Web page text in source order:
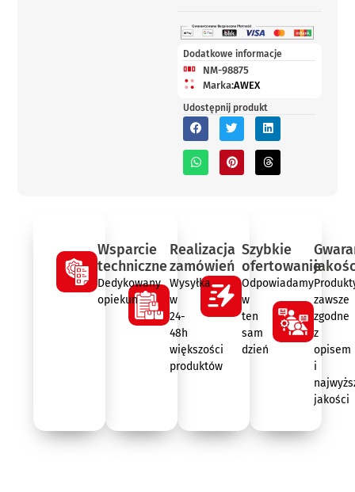
Dodatkowe informacje
NM-98875
Marka:AWEX
Udostępnij produkt
Wsparcie
techniczne
Dedykowany
opiekun
Realizacja
zamówień
Wysyłka
w
24-
48h
większości
produktów
Szybkie
ofertowanie
Odpowiadamy
w
ten
sam
dzień
zawsze
zgodne
z
opisem
i
jakości